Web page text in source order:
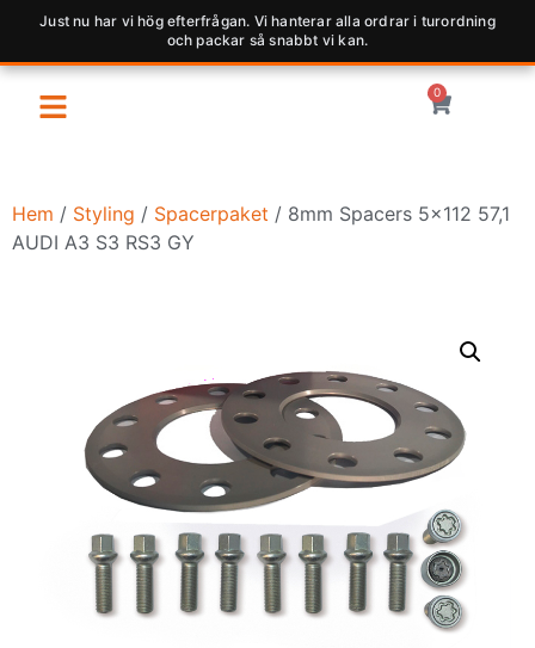
Just nu har vi hög efterfrågan. Vi hanterar alla ordrar i turordning
och packar så snabbt vi kan.
0
Hem / Styling / Spacerpaket / 8mm Spacers 5×112 57,1
AUDI A3 S3 RS3 GY